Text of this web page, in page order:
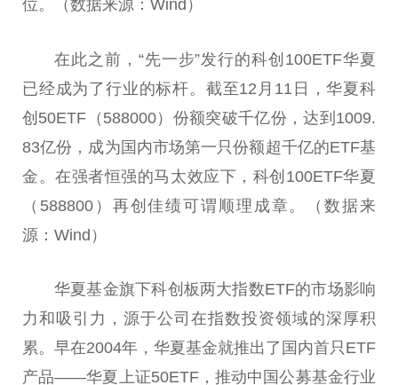
位。（数据来源：Wind）
在此之前，“先一步”发行的科创100ETF华夏
已经成为了行业的标杆。截至12月11日，华夏科
创50ETF（588000）份额突破千亿份，达到1009.
83亿份，成为国内市场第一只份额超千亿的ETF基
金 。在强者恒强的马太效应下，科创100ETF华夏
（588800）再创佳绩可谓顺理成章。（数据来
源：Wind）
华夏基金旗下科创板两大指数ETF的市场影响
力和吸引力，源于公司在指数投资领域的深厚积
累。早在2004年，华夏基金就推出了国内首只ETF
产品——华夏上证50ETF，推动中国公募基金行业